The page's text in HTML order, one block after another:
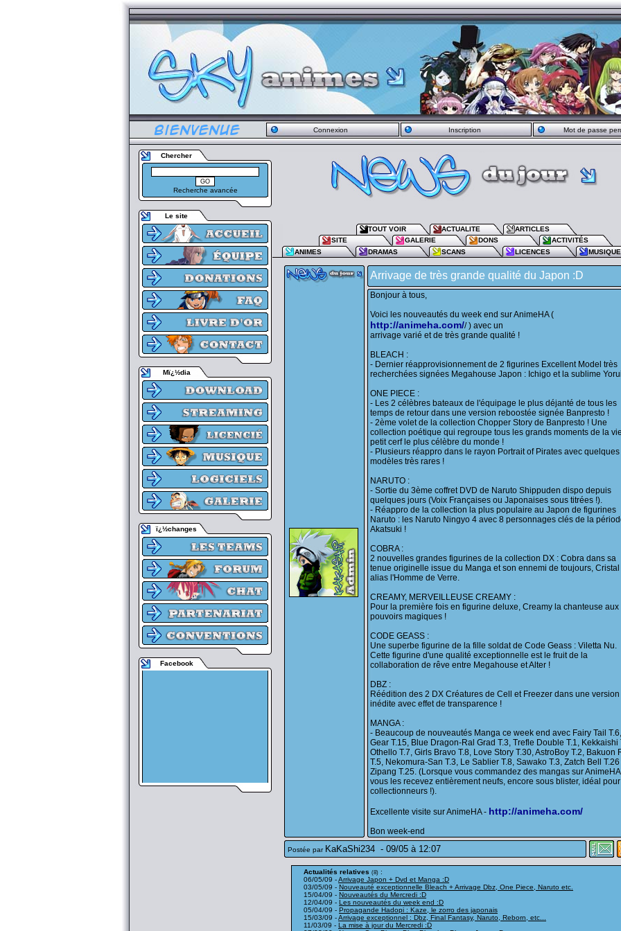
Connexion Inscription Mot de passe
Chercher
Recherche avancée
Le site
Mï¿½dia
ï¿½changes
Facebook
TOUT VOIR ACTUALITE
ARTICLES
SITE
GALERIE DONS
ACTIVITÉS
ANIMES
DRAMAS SCANS LICENCES
Arrivage de très grande qualité du Japon :D
Bonjour à tous,
Voici les nouveautés du week end sur AnimeHA (
http://animeha.com// ) avec un
arrivage varié et de très grande qualité !
BLEACH :
- Dernier réapprovisionnement de 2 figurines Excellent Model très
recherchées signées Megahouse Japon : Ichigo et la sublime
ONE PIECE :
- Les 2 célèbres bateaux de l'équipage le plus déjanté de tous les
temps de retour dans une version reboostée signée Banpresto !
- 2ème volet de la collection Chopper Story de Banpresto ! Une
collection poétique qui regroupe tous les grands moments de la
petit cerf le plus célèbre du monde !
- Plusieurs réappro dans le rayon Portrait of Pirates avec quelques
modèles très rares !
NARUTO :
- Sortie du 3ème coffret DVD de Naruto Shippuden dispo depuis
quelques jours (Voix Françaises ou Japonaises sous titrées !).
- Réappro de la collection la plus populaire au Japon de figurines
Naruto : les Naruto Ningyo 4 avec 8 personnages clés de la
Akatsuki !
COBRA :
2 nouvelles grandes figurines de la collection DX : Cobra dans sa
tenue originelle issue du Manga et son ennemi de toujours, Cristal
alias l'Homme de Verre.
CREAMY, MERVEILLEUSE CREAMY :
Pour la première fois en figurine deluxe, Creamy la chanteuse aux
pouvoirs magiques !
CODE GEASS :
Une superbe figurine de la fille soldat de Code Geass : Viletta Nu.
Cette figurine d'une qualité exceptionnelle est le fruit de la
collaboration de rêve entre Megahouse et Alter !
DBZ :
Réédition des 2 DX Créatures de Cell et Freezer dans une version
inédite avec effet de transparence !
MANGA :
- Beaucoup de nouveautés Manga ce week end avec Fairy Tail
Gear T.15, Blue Dragon-Ral Grad T.3, Trefle Double T.1, Kekkaishi
Othello T.7, Girls Bravo T.8, Love Story T.30, AstroBoy T.2, Bakuon
T.5, Nekomura-San T.3, Le Sablier T.8, Sawako T.3, Zatch Bell T.26
Zipang T.25. (Lorsque vous commandez des mangas sur AnimeHA
vous les recevez entièrement neufs, encore sous blister, idéal
collectionneurs !).
Excellente visite sur AnimeHA - http://animeha.com/
Bon week-end
Postée par KaKaShi234 - 09/05 à 12:07
Actualités relatives (8) :
06/05/09 -Arrivage Japon + Dvd et Manga :D
03/05/09 - Nouveauté exceptionnelle Bleach + Arrivage Dbz, One Piece, Naruto etc.
15/04/09 - Nouveautés du Mercredi :D
12/04/09 - Les nouveautés du week end :D
05/04/09 - Propagande Hadopi : Kaze, le zorro des japonais
15/03/09 -Arrivage exceptionnel : Dbz, Final Fantasy, Naruto, Reborn, etc...
11/03/09 - La mise à jour du Mercredi :D